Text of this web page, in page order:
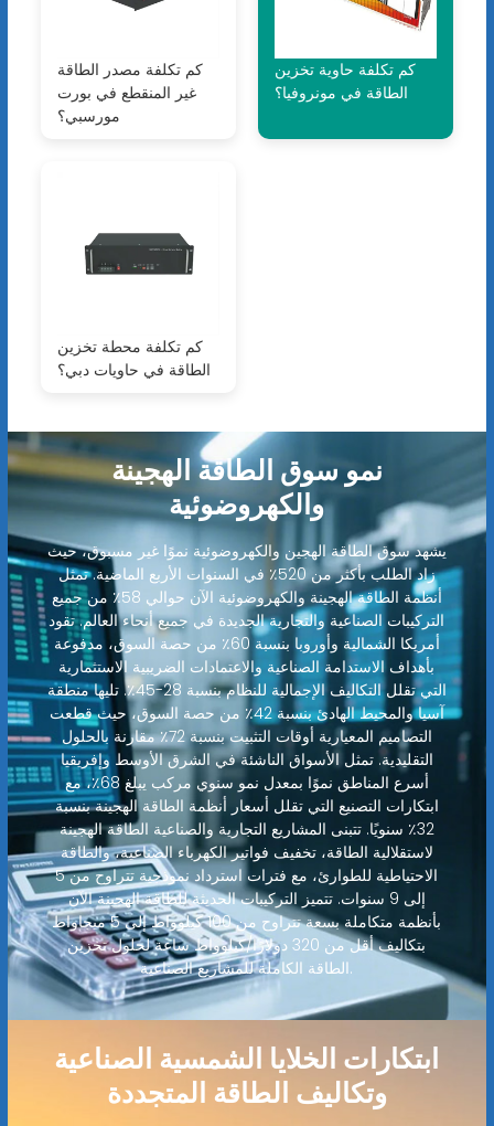
كم تكلفة مصدر الطاقة
غير المنقطع في بورت
مورسبي؟
كم تكلفة حاوية تخزين
الطاقة في مونروفيا؟
كم تكلفة محطة تخزين
الطاقة في حاويات دبي؟
نمو سوق الطاقة الهجينة
والكهروضوئية
يشهد سوق الطاقة الهجين والكهروضوئية نموًا غير مسبوق، حيث
زاد الطلب بأكثر من 520٪ في السنوات الأربع الماضية. تمثل
أنظمة الطاقة الهجينة والكهروضوئية الآن حوالي 58٪ من جميع
التركيبات الصناعية والتجارية الجديدة في جميع أنحاء العالم. تقود
أمريكا الشمالية وأوروبا بنسبة 60٪ من حصة السوق، مدفوعة
بأهداف الاستدامة الصناعية والاعتمادات الضريبية الاستثمارية
التي تقلل التكاليف الإجمالية للنظام بنسبة 28-45٪. تليها منطقة
آسيا والمحيط الهادئ بنسبة 42٪ من حصة السوق، حيث قطعت
التصاميم المعيارية أوقات التثبيت بنسبة 72٪ مقارنة بالحلول
التقليدية. تمثل الأسواق الناشئة في الشرق الأوسط وإفريقيا
أسرع المناطق نموًا بمعدل نمو سنوي مركب يبلغ 68٪، مع
ابتكارات التصنيع التي تقلل أسعار أنظمة الطاقة الهجينة بنسبة
32٪ سنويًا. تتبنى المشاريع التجارية والصناعية الطاقة الهجينة
لاستقلالية الطاقة، تخفيف فواتير الكهرباء الصناعية، والطاقة
الاحتياطية للطوارئ، مع فترات استرداد نموذجية تتراوح من 5
إلى 9 سنوات. تتميز التركيبات الحديثة للطاقة الهجينة الآن
بأنظمة متكاملة بسعة تتراوح من 100 كيلوواط إلى 5 ميجاواط
بتكاليف أقل من 320 دولارًا/كيلوواط ساعة لحلول تخزين
الطاقة الكاملة للمشاريع الصناعية.
ابتكارات الخلايا الشمسية الصناعية
وتكاليف الطاقة المتجددة